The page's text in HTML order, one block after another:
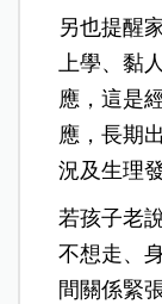
另也提醒
上學、黏
應，這是
應，長期
況及生理
若孩子老
不想走、
間關係緊